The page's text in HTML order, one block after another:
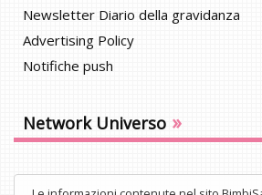
Newsletter Diario della gravidanza
Advertising Policy
Notifiche push
Network Universo »